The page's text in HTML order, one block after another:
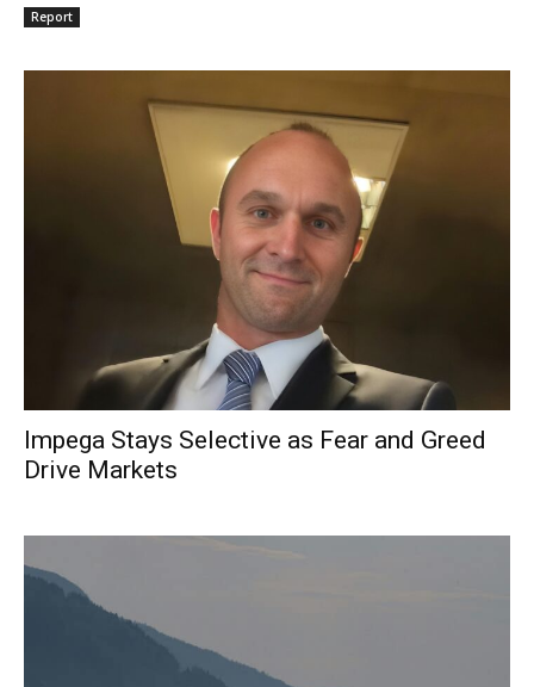
Report
Impega Stays Selective as Fear and Greed
Drive Markets